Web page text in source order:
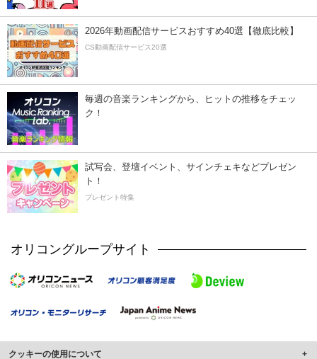
2026年動画配信サービスおすすめ40選【徹底比較】
CS動画配信サービス20選
毎週の音楽ランキングから、ヒットの推移をチェッ
ク！
試写会、登壇イベント、サインチェキなどプレゼン
ト！
プレゼント特集
オリコングループサイト
クッキーの使用について